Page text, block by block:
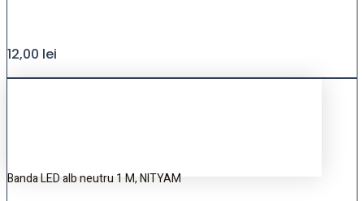
12,00 lei
Banda LED alb neutru 1 M, NITYAM